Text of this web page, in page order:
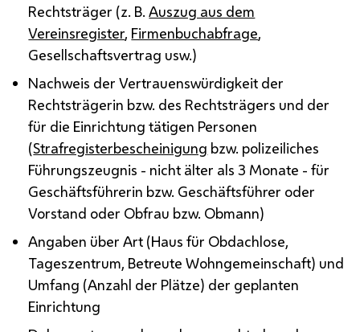
Rechtsträger (z. B. Auszug aus dem
Vereinsregister, Firmenbuchabfrage,
Gesellschaftsvertrag usw.)
Nachweis der Vertrauenswürdigkeit der
Rechtsträgerin bzw. des Rechtsträgers und der
für die Einrichtung tätigen Personen
(Strafregisterbescheinigung bzw. polizeiliches
Führungszeugnis - nicht älter als 3 Monate - für
Geschäftsführerin bzw. Geschäftsführer oder
Vorstand oder Obfrau bzw. Obmann)
Angaben über Art (Haus für Obdachlose,
Tageszentrum, Betreute Wohngemeinschaft) und
Umfang (Anzahl der Plätze) der geplanten
Einrichtung